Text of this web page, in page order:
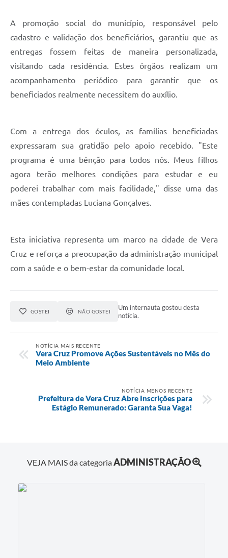
A promoção social do município, responsável pelo
cadastro e validação dos beneficiários, garantiu que as
entregas fossem feitas de maneira personalizada,
visitando cada residência. Estes órgãos realizam um
acompanhamento periódico para garantir que os
beneficiados realmente necessitem do auxílio.
Com a entrega dos óculos, as famílias beneficiadas
expressaram sua gratidão pelo apoio recebido. "Este
programa é uma bênção para todos nós. Meus filhos
agora terão melhores condições para estudar e eu
poderei trabalhar com mais facilidade," disse uma das
mães contempladas Luciana Gonçalves.
Esta iniciativa representa um marco na cidade de Vera
Cruz e reforça a preocupação da administração municipal
com a saúde e o bem-estar da comunidade local.
GOSTEI NÃO GOSTEI
Um internauta gostou desta
notícia.
NOTÍCIA MAIS RECENTE
Vera Cruz Promove Ações Sustentáveis no Mês do
Meio Ambiente
NOTÍCIA MENOS RECENTE
Prefeitura de Vera Cruz Abre Inscrições para
Estágio Remunerado: Garanta Sua Vaga!
VEJA MAIS da categoriaADMINISTRAÇÃO